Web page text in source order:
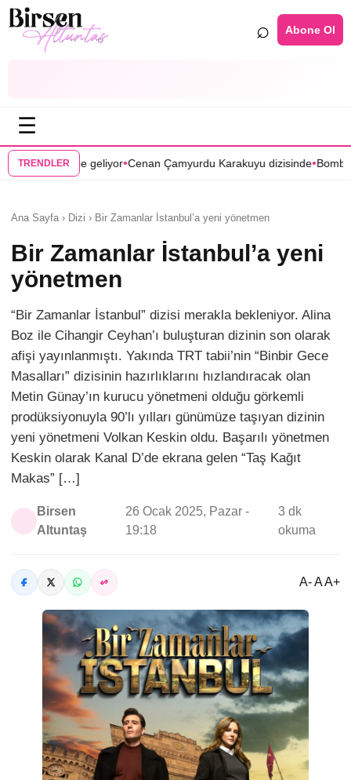
⌕ Abone Ol
☰
TRENDLER
Cenan Çamyurdu Karakuyu dizisinde•Bomba transfer! Caner
Ana Sayfa › Dizi › Bir Zamanlar İstanbul’a yeni yönetmen
Bir Zamanlar İstanbul’a yeni
yönetmen
“Bir Zamanlar İstanbul” dizisi merakla bekleniyor. Alina
Boz ile Cihangir Ceyhan’ı buluşturan dizinin son olarak
afişi yayınlanmıştı. Yakında TRT tabii’nin “Binbir Gece
Masalları” dizisinin hazırlıklarını hızlandıracak olan
Metin Günay’ın kurucu yönetmeni olduğu görkemli
prodüksiyonuyla 90’lı yılları günümüze taşıyan dizinin
yeni yönetmeni Volkan Keskin oldu. Başarılı yönetmen
Keskin olarak Kanal D’de ekrana gelen “Taş Kağıt
Makas” […]
Birsen
Altuntaş
26 Ocak 2025, Pazar -
19:18
3 dk
okuma
A- A A+